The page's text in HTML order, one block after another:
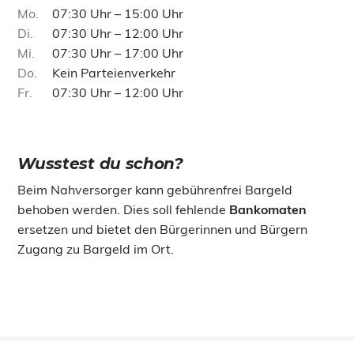
Mo
07:30 Uhr – 15:00 Uhr
Di
07:30 Uhr – 12:00 Uhr
Mi
07:30 Uhr – 17:00 Uhr
Do
Kein Parteienverkehr
Fr
07:30 Uhr – 12:00 Uhr
Wusstest du schon?
Beim Nahversorger kann gebührenfrei Bargeld
behoben werden. Dies soll fehlende Bankomaten
ersetzen und bietet den Bürgerinnen und Bürgern
Zugang zu Bargeld im Ort.